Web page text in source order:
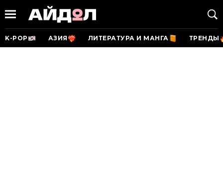
K-POP АЗИЯ ЛИТЕРАТУРА И МАНГА ТРЕНДЫ